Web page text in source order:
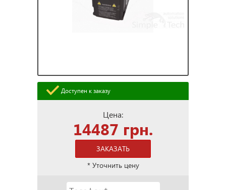
Доступен к заказу
Цена:
14487 грн.
ЗАКАЗАТЬ
* Уточнить цену